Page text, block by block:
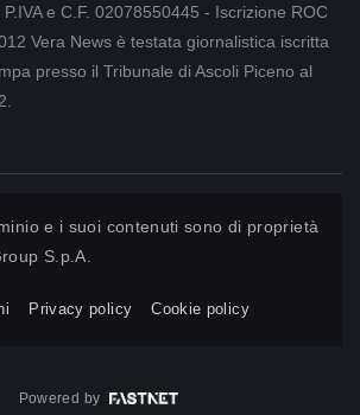
e C.F. 02078550445 - Iscrizione ROC
Vera News è testata giornalistica iscritta
presso il Tribunale di Ascoli Piceno al
e i suoi contenuti sono di proprietà
S.p.A.
Privacy policy Cookie policy
Powered by